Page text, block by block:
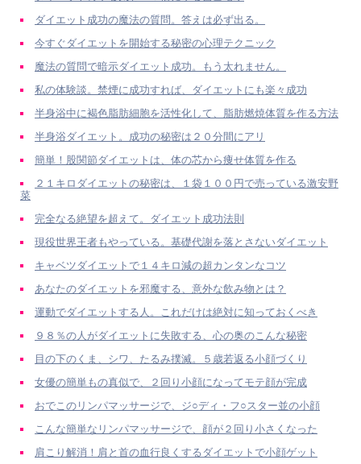
ダイエット成功の魔法の質問。答えは必ず出る。
今すぐダイエットを開始する秘密の心理テクニック
魔法の質問で暗示ダイエット成功。もう太れません。
私の体験談。禁煙に成功すれば、ダイエットにも楽々成功
半身浴中に褐色脂肪細胞を活性化して、脂肪燃焼体質を作る方法
半身浴ダイエット。成功の秘密は２０分間にアリ
簡単！股関節ダイエットは、体の芯から痩せ体質を作る
２１キロダイエットの秘密は、１袋１００円で売っている激安野
菜
完全なる絶望を超えて。ダイエット成功法則
現役世界王者もやっている。基礎代謝を落とさないダイエット
キャベツダイエットで１４キロ減の超カンタンなコツ
あなたのダイエットを邪魔する、意外な飲み物とは？
運動でダイエットする人。これだけは絶対に知っておくべき
９８％の人がダイエットに失敗する、心の奥のこんな秘密
目の下のくま、シワ、たるみ撲滅。５歳若返る小顔づくり
女優の簡単もの真似で、２回り小顔になってモテ顔が完成
おでこのリンパマッサージで、ジ○ディ・フ○スター並の小顔
こんな簡単なリンパマッサージで、顔が２回り小さくなった
肩こり解消！肩と首の血行良くするダイエットで小顔ゲット